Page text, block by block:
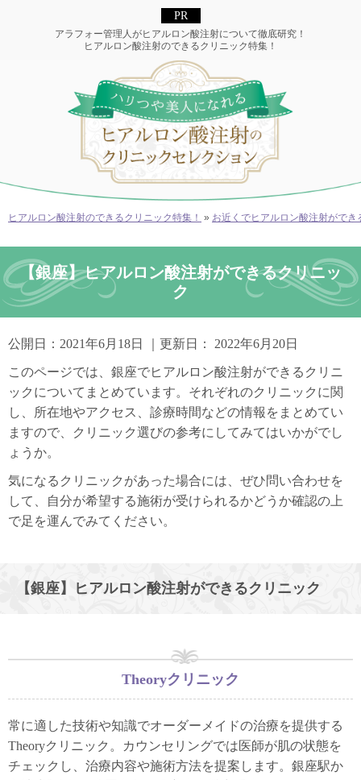
アラフォー管理人がヒアルロン酸注射について徹底研究！
ヒアルロン酸注射のできるクリニック特集！
ヒアルロン酸注射のできるクリニック特集！ » お近くでヒアルロン酸注射がで
【銀座】ヒアルロン酸注射ができるクリニッ
ク
公開日： 2021年6月18日 ｜更新日： 2022年6月20日
このページでは、銀座でヒアルロン酸注射ができるクリニ
ックについてまとめています。それぞれのクリニックに関
し、所在地やアクセス、診療時間などの情報をまとめてい
ますので、クリニック選びの参考にしてみてはいかがでし
ょうか。
気になるクリニックがあった場合には、ぜひ問い合わせを
して、自分が希望する施術が受けられるかどうか確認の上
で足を運んでみてください。
【銀座】ヒアルロン酸注射ができるクリニック
Theoryクリニック
常に適した技術や知識でオーダーメイドの治療を提供する
Theoryクリニック。カウンセリングでは医師が肌の状態を
チェックし、治療内容や施術方法を提案します。銀座駅か